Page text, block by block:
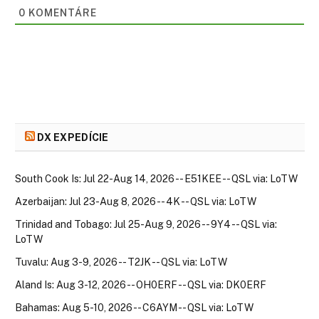
0 KOMENTÁRE
DX EXPEDÍCIE
South Cook Is: Jul 22-Aug 14, 2026 -- E51KEE -- QSL via: LoTW
Azerbaijan: Jul 23-Aug 8, 2026 -- 4K -- QSL via: LoTW
Trinidad and Tobago: Jul 25-Aug 9, 2026 -- 9Y4 -- QSL via:
LoTW
Tuvalu: Aug 3-9, 2026 -- T2JK -- QSL via: LoTW
Aland Is: Aug 3-12, 2026 -- OH0ERF -- QSL via: DK0ERF
Bahamas: Aug 5-10, 2026 -- C6AYM -- QSL via: LoTW